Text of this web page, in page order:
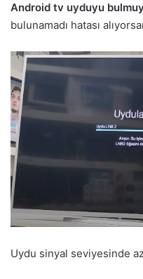
Android tv uyduyu
bulunamadı hatası
Uydu sinyal seviyesinde